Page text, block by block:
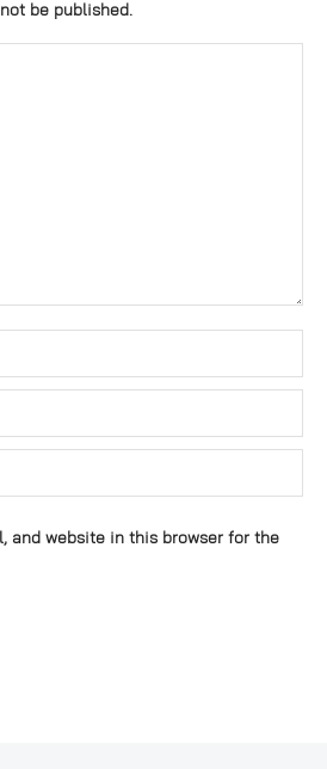
be published.
and website in this browser for the